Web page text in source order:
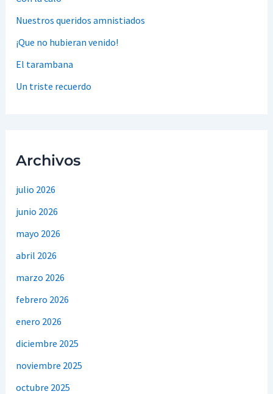
Nuestros queridos amnistiados
¡Que no hubieran venido!
El tarambana
Un triste recuerdo
Archivos
julio 2026
junio 2026
mayo 2026
abril 2026
marzo 2026
febrero 2026
enero 2026
diciembre 2025
noviembre 2025
octubre 2025